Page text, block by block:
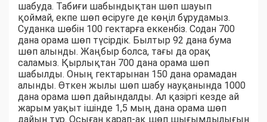
шабуда. Табиғи шабындықтан шөп шауып
қоймай, екпе шөп өсіруге де көңіл бұрудамыз.
Суданка шөбін 100 гектарға еккенбіз. Содан 700
дана орама шөп түсірдік. Былтыр 92 дана бума
шөп алынды. Жаңбыр болса, тағы да орақ
саламыз. Қырлықтан 700 дана орама шөп
шабылды. Оның гектарынан 150 дана орамадан
алынды. Өткен жылы шөп шабу науқанында 1000
дана орама шөп дайындалды. Ал қазіргі кезде ай
жарым уақыт ішінде 1,5 мың дана орама шөп
дайын тұр. Осыған қарап-ақ шөп шығымдылығын